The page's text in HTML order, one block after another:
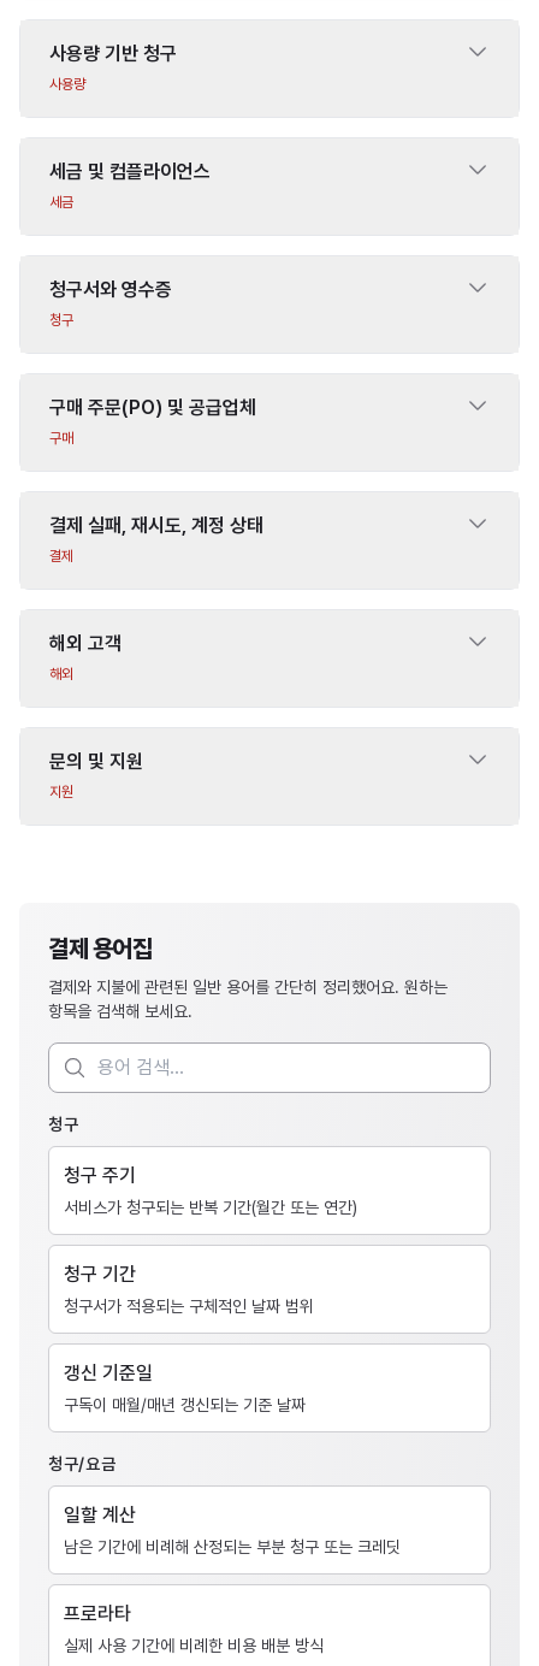
사용량 기반 청구
사용량
세금 및 컴플라이언스
세금
청구서와 영수증
청구
구매 주문(PO) 및 공급업체
구매
결제 실패, 재시도, 계정 상태
결제
해외 고객
해외
문의 및 지원
지원
결제 용어집
결제와 지불에 관련된 일반 용어를 간단히 정리했어요. 원하는
항목을 검색해 보세요.
청구
청구 주기
서비스가 청구되는 반복 기간(월간 또는 연간)
청구 기간
청구서가 적용되는 구체적인 날짜 범위
갱신 기준일
구독이 매월/매년 갱신되는 기준 날짜
청구/요금
일할 계산
남은 기간에 비례해 산정되는 부분 청구 또는 크레딧
프로라타
실제 사용 기간에 비례한 비용 배분 방식